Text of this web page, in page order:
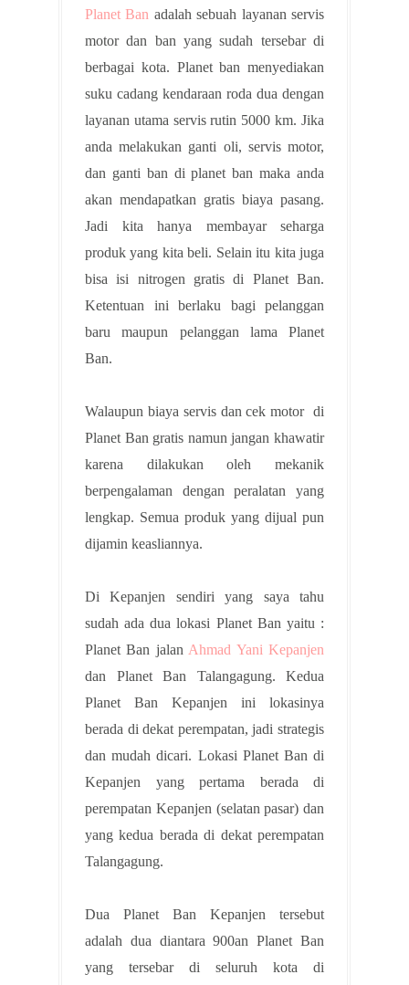
Planet Ban adalah sebuah layanan servis
motor dan ban yang sudah tersebar di
berbagai kota. Planet ban menyediakan
suku cadang kendaraan roda dua dengan
layanan utama servis rutin 5000 km. Jika
anda melakukan ganti oli, servis motor,
dan ganti ban di planet ban maka anda
akan mendapatkan gratis biaya pasang.
Jadi kita hanya membayar seharga
produk yang kita beli. Selain itu kita juga
bisa isi nitrogen gratis di Planet Ban.
Ketentuan ini berlaku bagi pelanggan
baru maupun pelanggan lama Planet
Ban.
Walaupun biaya servis dan cek motor di
Planet Ban gratis namun jangan khawatir
karena dilakukan oleh mekanik
berpengalaman dengan peralatan yang
lengkap. Semua produk yang dijual pun
dijamin keasliannya.
Di Kepanjen sendiri yang saya tahu
sudah ada dua lokasi Planet Ban yaitu :
Planet Ban jalan Ahmad Yani Kepanjen
dan Planet Ban Talangagung. Kedua
Planet Ban Kepanjen ini lokasinya
berada di dekat perempatan, jadi strategis
dan mudah dicari. Lokasi Planet Ban di
Kepanjen yang pertama berada di
perempatan Kepanjen (selatan pasar) dan
yang kedua berada di dekat perempatan
Talangagung.
Dua Planet Ban Kepanjen tersebut
adalah dua diantara 900an Planet Ban
yang tersebar di seluruh kota di